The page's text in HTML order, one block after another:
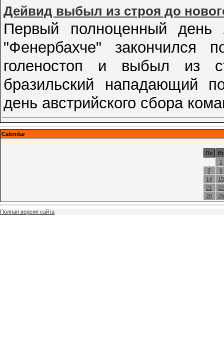
Дейвид выбыл из строя до
Первый полноценный день
"Фенербахче" закончился
голеностоп и выбыл из
бразильский нападающий
день австрийского сбора
Calendar
Пн
Вт
1
7
8
14
15
21
22
28
29
Полная версия сайта